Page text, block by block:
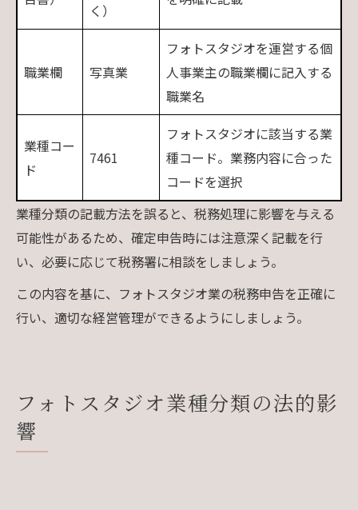
く）
職業欄 写真業
フォトスタジオを運営する個
人事業主の職業欄に記入する
職業名
業種コー
ド
7461
フォトスタジオに該当する業
種コード。業務内容に合った
コードを選択
業種分類の記載方法を誤ると、税務処理に影響を与える
可能性があるため、確定申告時には注意深く記載を行
い、必要に応じて税務署に相談をしましょう。
この内容を基に、フォトスタジオ業の税務申告を正確に
行い、適切な経営管理ができるようにしましょう。
フォトスタジオ業種分類の法的影
響